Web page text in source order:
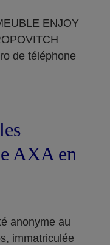
ENJOY
de téléphone
AXA en
anonyme au
immatriculée